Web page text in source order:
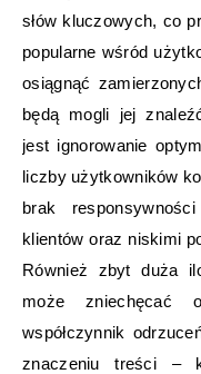
słów kluczowych, co
popularne wśród
osiągnąć
będą mogli jej
jest ignorowanie
liczby użytkowników
brak
klientów oraz niskimi
Również zbyt duża
może zniechęcać
współczynnik
znaczeniu treści –